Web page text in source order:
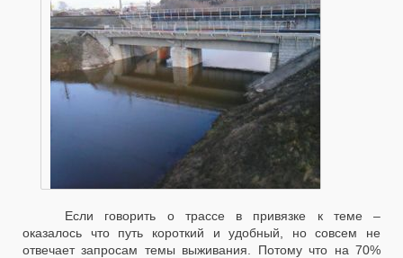
Если говорить о трассе в привязке к теме –
оказалось что путь короткий и удобный, но совсем не
отвечает запросам темы выживания. Потому что на 70%